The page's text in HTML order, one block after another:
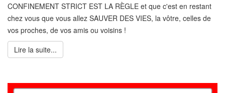
CONFINEMENT STRICT EST LA RÈGLE et que c'est en restant
chez vous que vous allez SAUVER DES VIES, la vôtre, celles de
vos proches, de vos amis ou voisins !
Lire la suite...